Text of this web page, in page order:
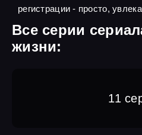
регистрации - просто,
Все серии
жизни:
11